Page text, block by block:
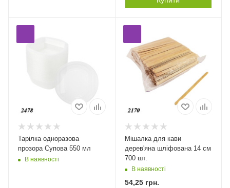
Тарілка одноразова
прозора Супова 550 мл
В наявності
Мішалка для кави
дерев'яна шліфована 14 см
700 шт.
В наявності
54,25грн.